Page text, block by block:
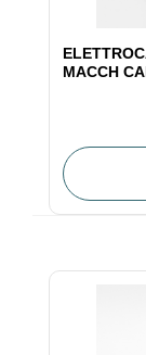
MACCH